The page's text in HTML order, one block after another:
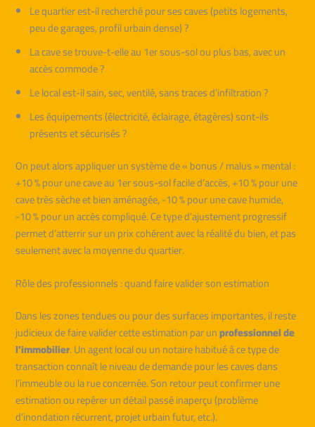
Le quartier est-il recherché pour ses caves (petits logements,
peu de garages, profil urbain dense) ?
La cave se trouve-t-elle au 1er sous-sol ou plus bas, avec un
accès commode ?
Le local est-il sain, sec, ventilé, sans traces d’infiltration ?
Les équipements (électricité, éclairage, étagères) sont-ils
présents et sécurisés ?
On peut alors appliquer un système de « bonus / malus » mental :
+10 % pour une cave au 1er sous-sol facile d’accès, +10 % pour une
cave très sèche et bien aménagée, -10 % pour une cave humide,
-10 % pour un accès compliqué. Ce type d’ajustement progressif
permet d’atterrir sur un prix cohérent avec la réalité du bien, et pas
seulement avec la moyenne du quartier.
Rôle des professionnels : quand faire valider son estimation
Dans les zones tendues ou pour des surfaces importantes, il reste
judicieux de faire valider cette estimation par unprofessionnel de
l’immobilier. Un agent local ou un notaire habitué à ce type de
transaction connaît le niveau de demande pour les caves dans
l’immeuble ou la rue concernée. Son retour peut confirmer une
estimation ou repérer un détail passé inaperçu (problème
d’inondation récurrent, projet urbain futur, etc.).